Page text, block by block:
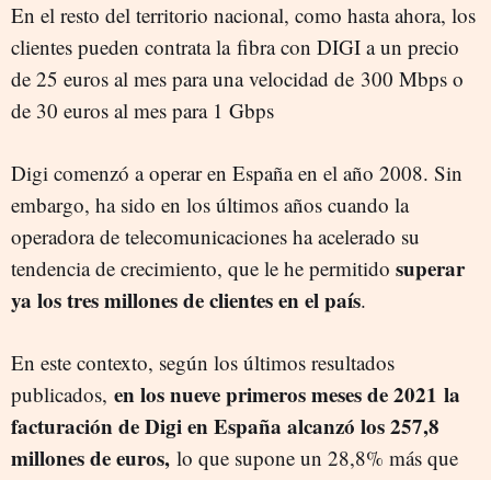
En el resto del territorio nacional, como hasta ahora, los
clientes pueden contrata la fibra con DIGI a un precio
de 25 euros al mes para una velocidad de 300 Mbps o
de 30 euros al mes para 1 Gbps
Digi comenzó a operar en España en el año 2008. Sin
embargo, ha sido en los últimos años cuando la
operadora de telecomunicaciones ha acelerado su
tendencia de crecimiento, que le he permitido superar
ya los tres millones de clientes en el país.
En este contexto, según los últimos resultados
publicados, en los nueve primeros meses de 2021 la
facturación de Digi en España alcanzó los 257,8
millones de euros, lo que supone un 28,8% más que